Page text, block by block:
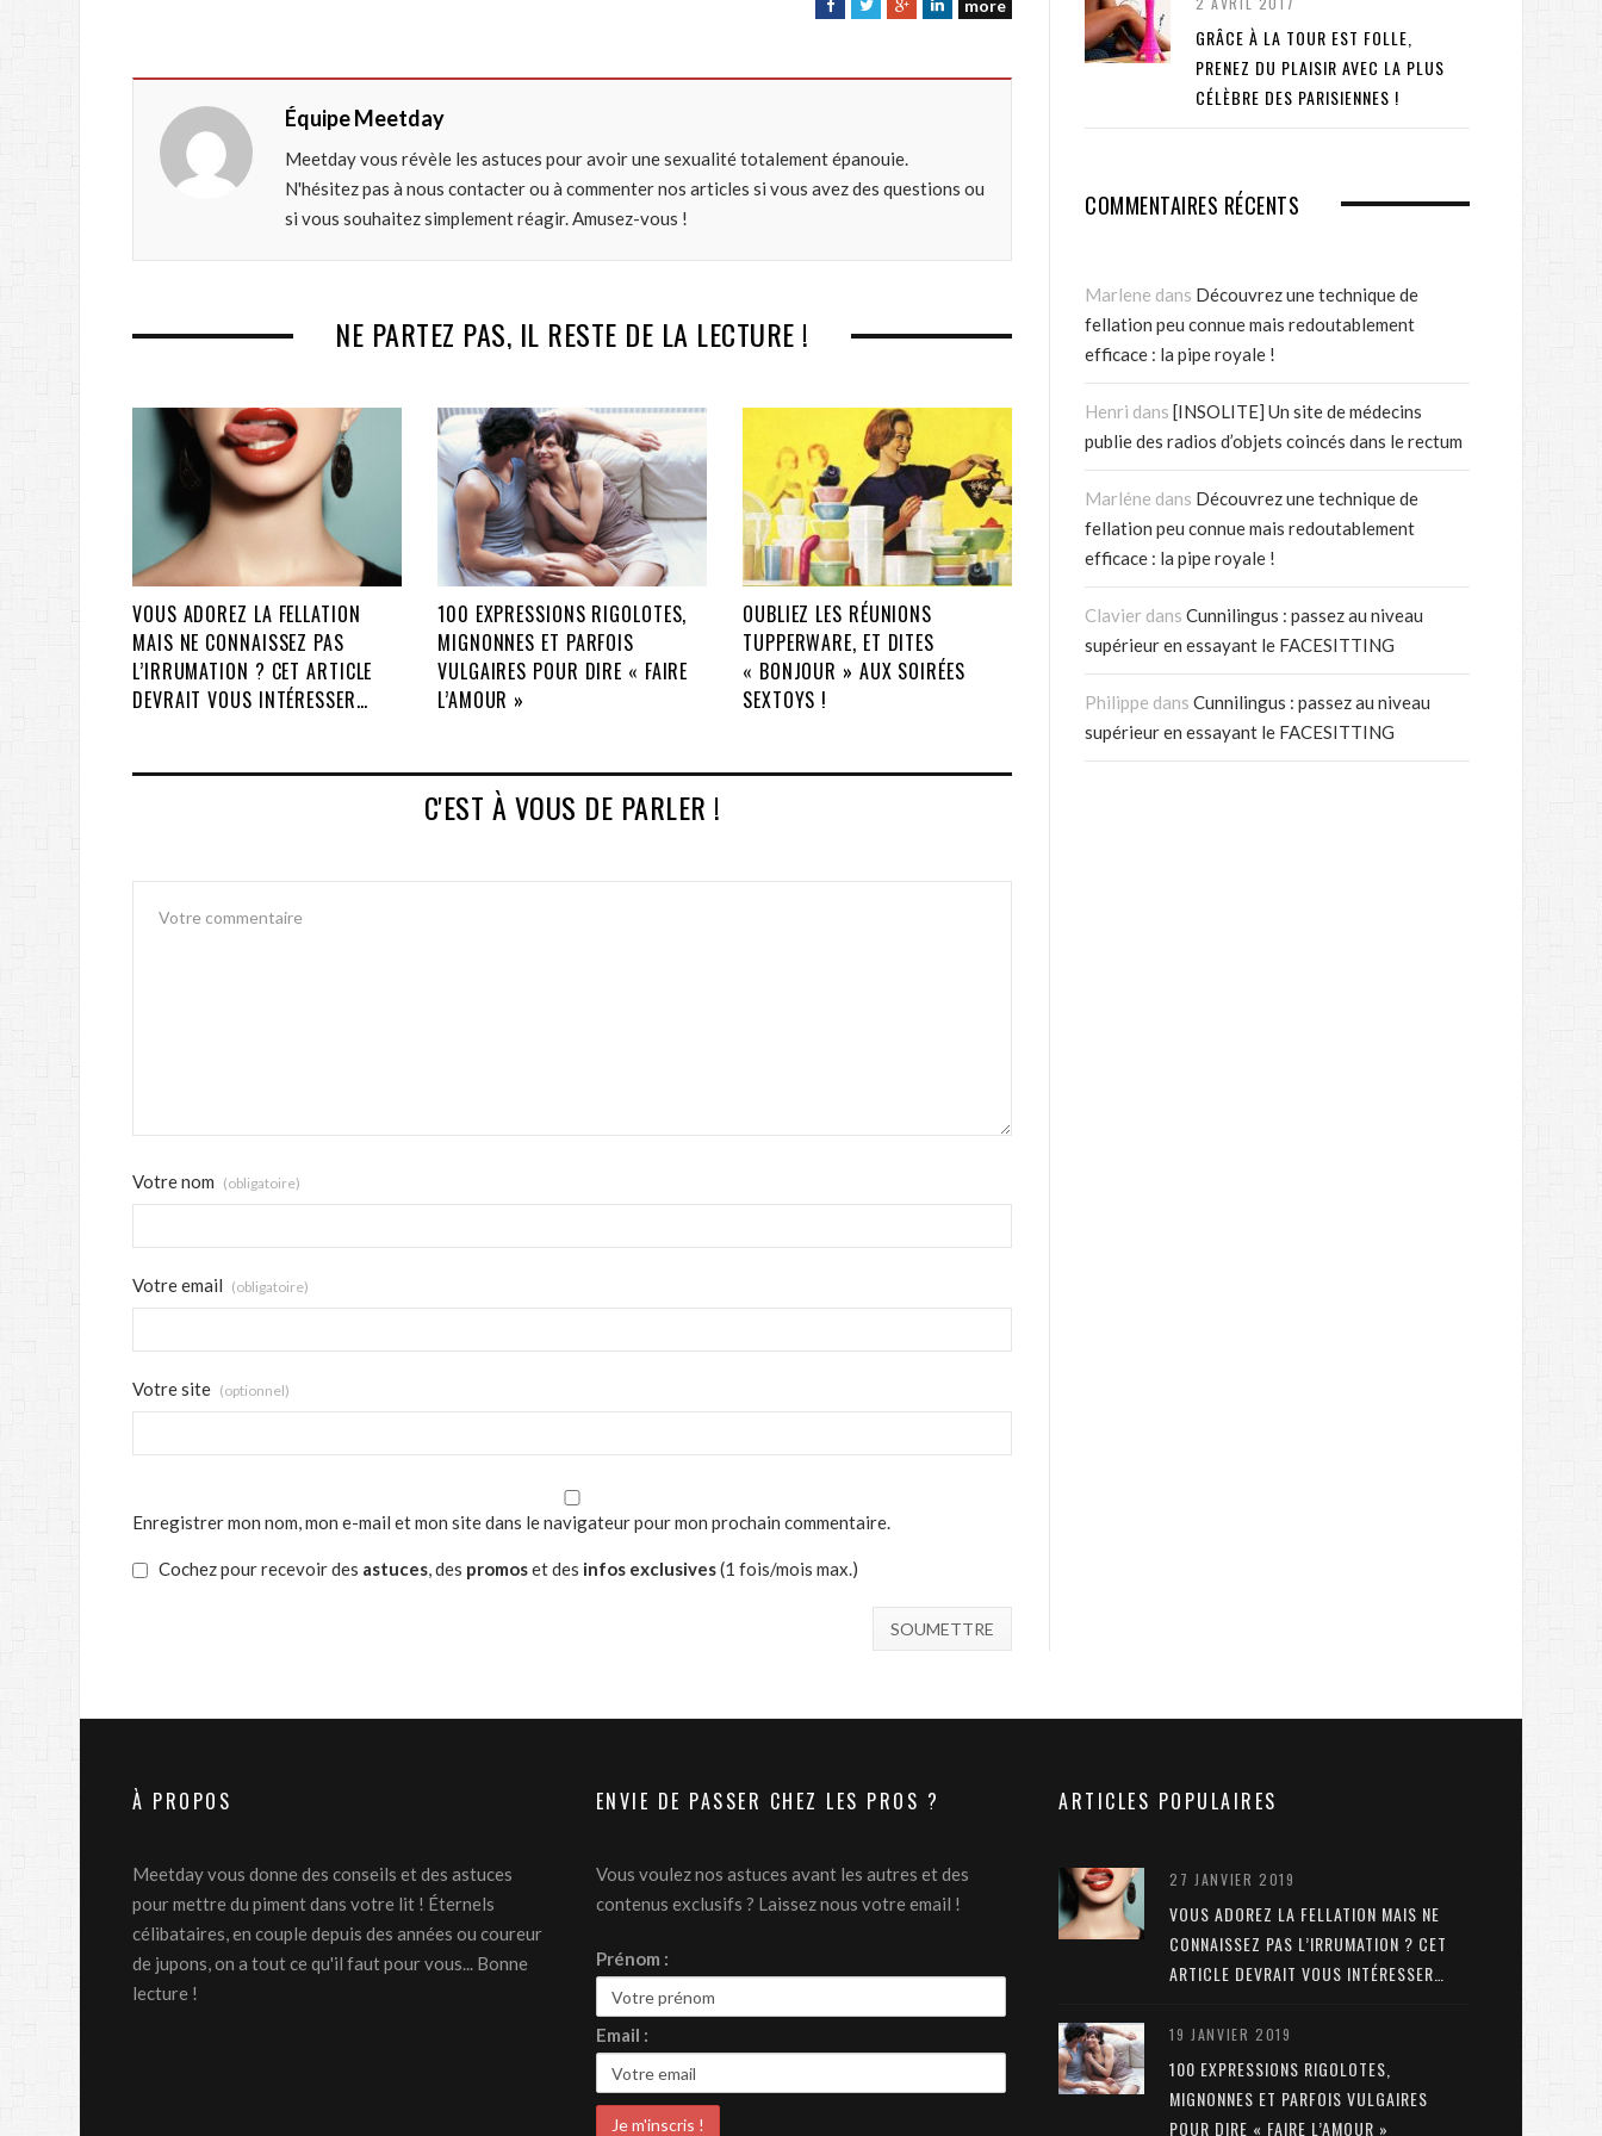
F
o
k
T
r
G
+
L
n
more
Équipe Meetday
Meetday vous révèle les astuces pour avoir une sexualité totalement épanouie.
N'hésitez pas à nous contacter ou à commenter nos articles si vous avez des questions ou
si vous souhaitez simplement réagir. Amusez-vous !
NE PARTEZ PAS, IL RESTE DE LA LECTURE !
VOUS ADOREZ LA FELLATION
MAIS NE CONNAISSEZ PAS
L’IRRUMATION ? CET ARTICLE
DEVRAIT VOUS INTÉRESSER…
100 EXPRESSIONS RIGOLOTES,
MIGNONNES ET PARFOIS
VULGAIRES POUR DIRE « FAIRE
L’AMOUR »
OUBLIEZ LES RÉUNIONS
TUPPERWARE, ET DITES
« BONJOUR » AUX SOIRÉES
SEXTOYS !
C'EST À VOUS DE PARLER !
Votre nom (obligatoire)
Votre email (obligatoire)
Votre site (optionnel)
Enregistrer mon nom, mon e-mail et mon site dans le navigateur pour mon prochain commentaire.
Cochez pour recevoir des astuces, des promoset des infos exclusives(1 fois/mois max.)
GRÂCE À LA TOUR EST FOLLE,
PRENEZ DU PLAISIR AVEC LA PLUS
CÉLÈBRE DES PARISIENNES !
COMMENTAIRES RÉCENTS
Marlene dans Découvrez une technique de
fellation peu connue mais redoutablement
efficace : la pipe royale !
Henri dans [INSOLITE] Un site de médecins
publie des radios d’objets coincés dans le rectum
Marléne dans Découvrez une technique de
fellation peu connue mais redoutablement
efficace : la pipe royale !
Clavier dans Cunnilingus : passez au niveau
supérieur en essayant le FACESITTING
Philippe dans Cunnilingus : passez au niveau
supérieur en essayant le FACESITTING
À PROPOS
Meetday vous donne des conseils et des astuces
pour mettre du piment dans votre lit ! Éternels
célibataires, en couple depuis des années ou coureur
de jupons, on a tout ce qu'il faut pour vous... Bonne
lecture !
ENVIE DE PASSER CHEZ LES PROS ?
Vous voulez nos astuces avant les autres et des
contenus exclusifs ? Laissez nous votre email !
Prénom :
Email :
ARTICLES POPULAIRES
27 JANVIER 2019
VOUS ADOREZ LA FELLATION MAIS NE
CONNAISSEZ PAS L’IRRUMATION ? CET
ARTICLE DEVRAIT VOUS INTÉRESSER…
19 JANVIER 2019
100 EXPRESSIONS RIGOLOTES,
MIGNONNES ET PARFOIS VULGAIRES
POUR DIRE « FAIRE L’AMOUR »